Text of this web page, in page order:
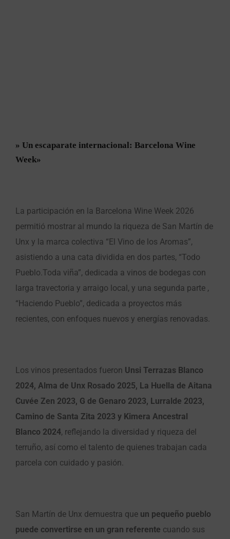
» Un escaparate internacional: Barcelona Wine
Week»
La participación en la Barcelona Wine Week 2026
permitió mostrar al mundo la riqueza de San Martín de
Unx y la marca colectiva “El Vino de los Aromas”,
asistiendo a una cata dividida en dos partes, “Todo
Pueblo.Toda viña”, dedicada a vinos de bodegas con
larga travectoria y arraigo local, y una segunda parte ,
“Haciendo Pueblo”, dedicada a proyectos más
recientes, con enfoques nuevos y energías renovadas.
Los vinos presentados fueron Unsi Terrazas Blanco
2024, Alma de Unx Rosado 2025, La Huella de Aitana
Cuvée Zen 2023, G de Genaro 2023, Lurralde 2023,
Camino de Santa Zita 2023 y Kimera Ancestral
Blanco 2024, reflejando la diversidad y riqueza del
terruño, así como el talento de quienes trabajan cada
parcela con cuidado y pasión.
San Martín de Unx demuestra que un pequeño pueblo
puede convertirse en un gran referente cuando sus